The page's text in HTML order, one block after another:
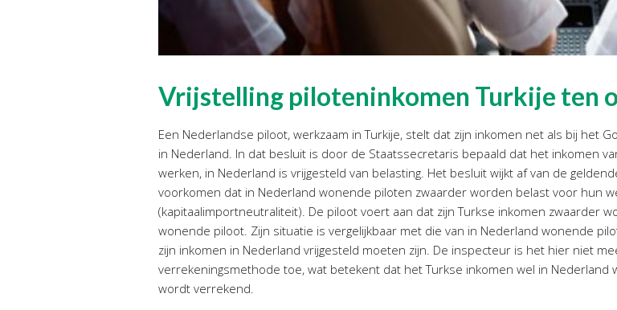
Vrijstelling piloteninkomen Turkije ten
Een Nederlandse piloot, werkzaam in Turkije, stelt dat zijn inkomen net als bij het
in Nederland. In dat besluit is door de Staatssecretaris bepaald dat het inkomen
werken, in Nederland is vrijgesteld van belasting. Het besluit wijkt af van de
voorkomen dat in Nederland wonende piloten zwaarder worden belast voor hun
(kapitaalimportneutraliteit). De piloot voert aan dat zijn Turkse inkomen zwaarder
wonende piloot. Zijn situatie is vergelijkbaar met die van in Nederland wonende
zijn inkomen in Nederland vrijgesteld moeten zijn. De inspecteur is het hier niet
verrekeningsmethode toe, wat betekent dat het Turkse inkomen wel in Nederland
wordt verrekend.